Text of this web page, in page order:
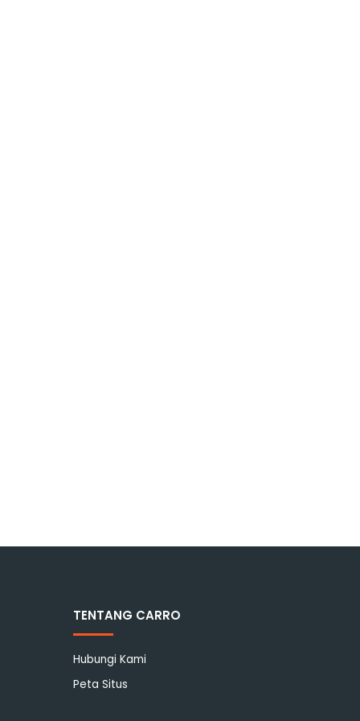
TENTANG CARRO
Hubungi Kami
Peta Situs